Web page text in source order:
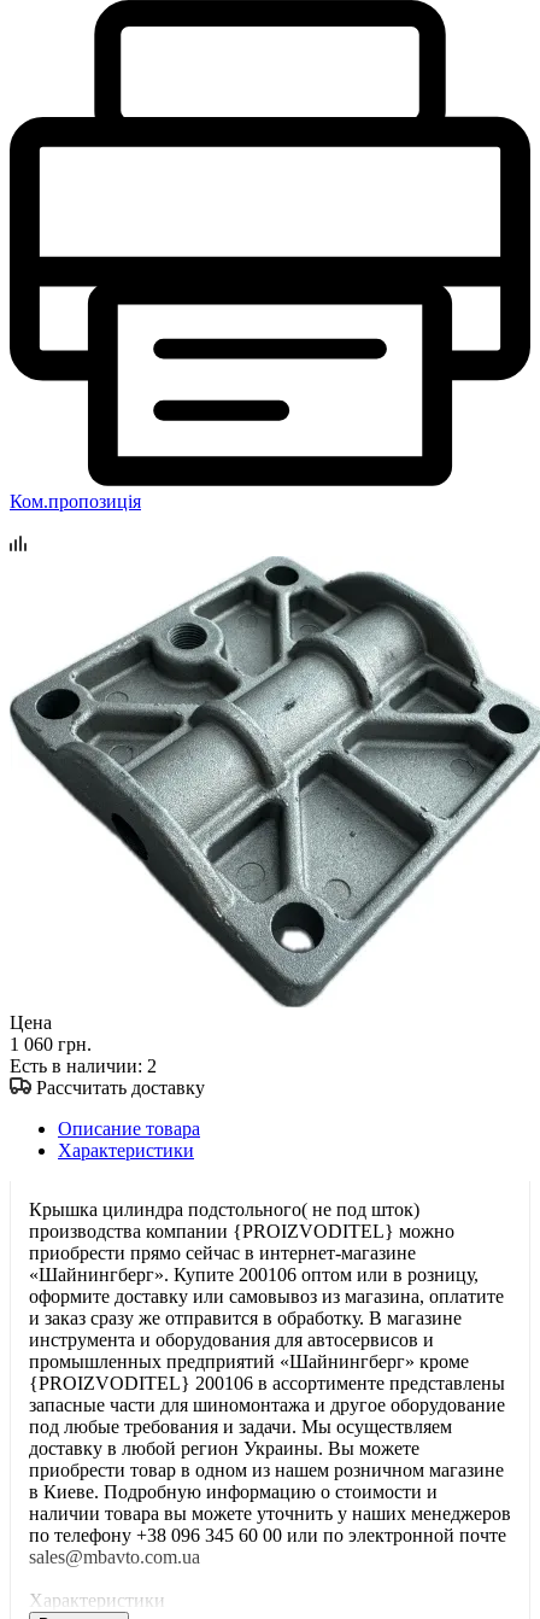
Ком.пропозиція
Цена
1 060 грн.
Есть в наличии: 2
Рассчитать доставку
Описание товара
Характеристики
Крышка цилиндра подстольного( не под шток)
производства компании {PROIZVODITEL} можно
приобрести прямо сейчас в интернет-магазине
«Шайнингберг». Купите 200106 оптом или в розницу,
оформите доставку или самовывоз из магазина, оплатите
и заказ сразу же отправится в обработку. В магазине
инструмента и оборудования для автосервисов и
промышленных предприятий «Шайнингберг» кроме
{PROIZVODITEL} 200106 в ассортименте представлены
запасные части для шиномонтажа и другое оборудование
под любые требования и задачи. Мы осуществляем
доставку в любой регион Украины. Вы можете
приобрести товар в одном из нашем розничном магазине
в Киеве. Подробную информацию о стоимости и
наличии товара вы можете уточнить у наших менеджеров
по телефону +38 096 345 60 00 или по электронной почте
sales@mbavto.com.ua
Характеристики